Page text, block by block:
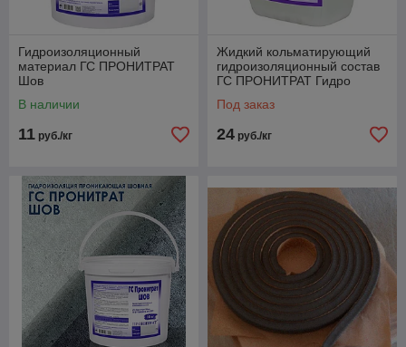
Гидроизоляционный
материал ГС ПРОНИТРАТ
Шов
В наличии
11 руб./кг
Жидкий кольматирующий
гидроизоляционный состав
ГС ПРОНИТРАТ Гидро
Под заказ
24 руб./кг